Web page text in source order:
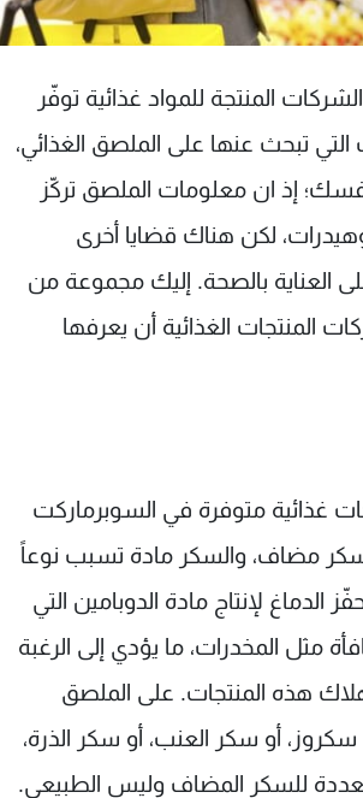
المنتجة للمواد غذائية توفّر
تبحث عنها على الملصق الغذائي،
إذ ان معلومات الملصق تركّز
لكن هناك قضايا أخرى
العناية بالصحة. إليك مجموعة من
المنتجات الغذائية أن يعرفها
4 منتجات غذائية متوفرة في السوبرماركت
مضاف، والسكر مادة تسبب نوعاً
الدماغ لإنتاج مادة الدوبامين التي
مثل المخدرات، ما يؤدي إلى الرغبة
هذه المنتجات. على الملصق
أو سكر العنب، أو سكر الذرة،
للسكر المضاف وليس الطبيعي.
وظائف
شروط الإسـتخدام